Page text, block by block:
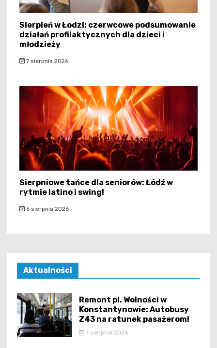
Sierpień w Łodzi: czerwcowe podsumowanie
działań profilaktycznych dla dzieci i
młodzieży
7 sierpnia 2026
Sierpniowe tańce dla seniorów: Łódź w
rytmie latino i swing!
6 sierpnia 2026
Aktualności
Remont pl. Wolności w
Konstantynowie: Autobusy
Z43 na ratunek pasażerom!
7 sierpnia 2026